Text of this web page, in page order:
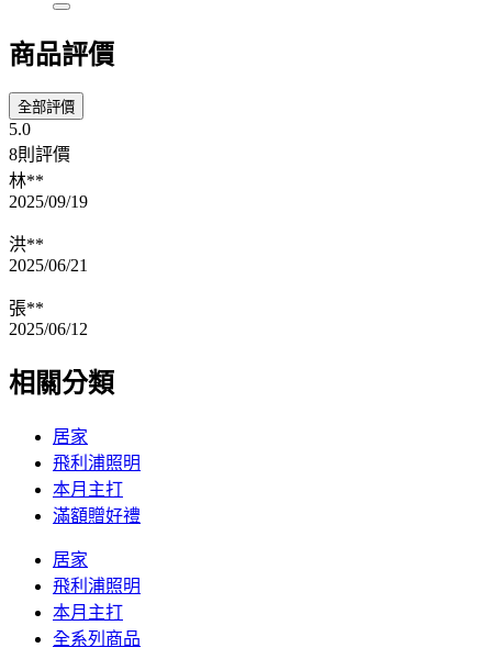
商品評價
全部評價
5.0
8則評價
林**
2025/09/19
洪**
2025/06/21
張**
2025/06/12
相關分類
居家
飛利浦照明
本月主打
滿額贈好禮
居家
飛利浦照明
本月主打
全系列商品